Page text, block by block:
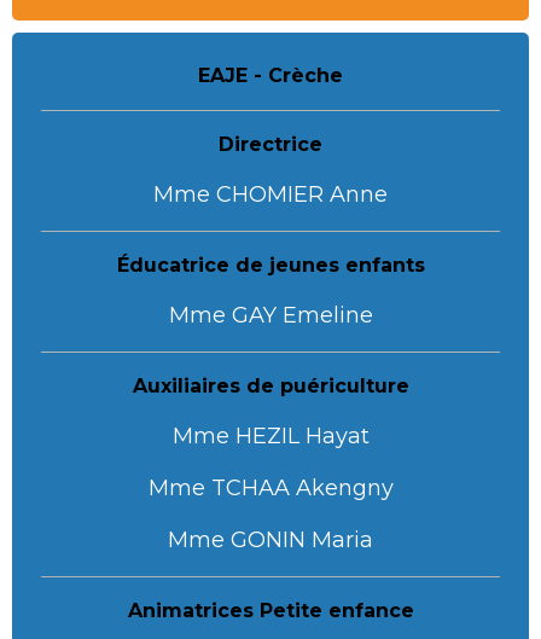
EAJE - Crèche
Directrice
Mme CHOMIER Anne
Éducatrice de jeunes enfants
Mme GAY Emeline
Auxiliaires de puériculture
Mme HEZIL Hayat
Mme TCHAA Akengny
Mme GONIN Maria
Animatrices Petite enfance